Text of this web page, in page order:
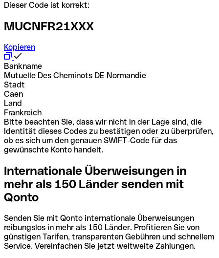
Dieser Code ist korrekt:
MUCNFR21XXX
Kopieren
Bankname
Mutuelle Des Cheminots DE Normandie
Stadt
Caen
Land
Frankreich
Bitte beachten Sie, dass wir nicht in der Lage sind, die
Identität dieses Codes zu bestätigen oder zu überprüfen,
ob es sich um den genauen SWIFT-Code für das
gewünschte Konto handelt.
Internationale Überweisungen in
mehr als 150 Länder senden mit
Qonto
Senden Sie mit Qonto internationale Überweisungen
reibungslos in mehr als 150 Länder. Profitieren Sie von
günstigen Tarifen, transparenten Gebühren und schnellem
Service. Vereinfachen Sie jetzt weltweite Zahlungen.